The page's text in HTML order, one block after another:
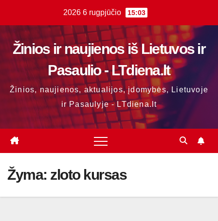
content
2026 6 rugpjūčio 15:03
Žinios ir naujienos iš Lietuvos ir
Pasaulio - LTdiena.lt
Žinios, naujienos, aktualijos, įdomybės, Lietuvoje
ir Pasaulyje - LTdiena.lt
Žyma: zloto kursas